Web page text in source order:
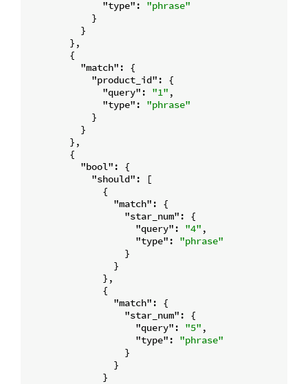
"type" : "phrase"
            }
          }
        },
        {
"match" : {
"product_id" : {
"query" : "1" ,
"type" : "phrase"
            }
          }
        },
        {
"bool" : {
"should" : [
              {
"match" : {
"star_num" : {
"query" : "4" ,
"type" : "phrase"
                  }
                }
              },
              {
"match" : {
"star_num" : {
"query" : "5" ,
"type" : "phrase"
                  }
                }
              }